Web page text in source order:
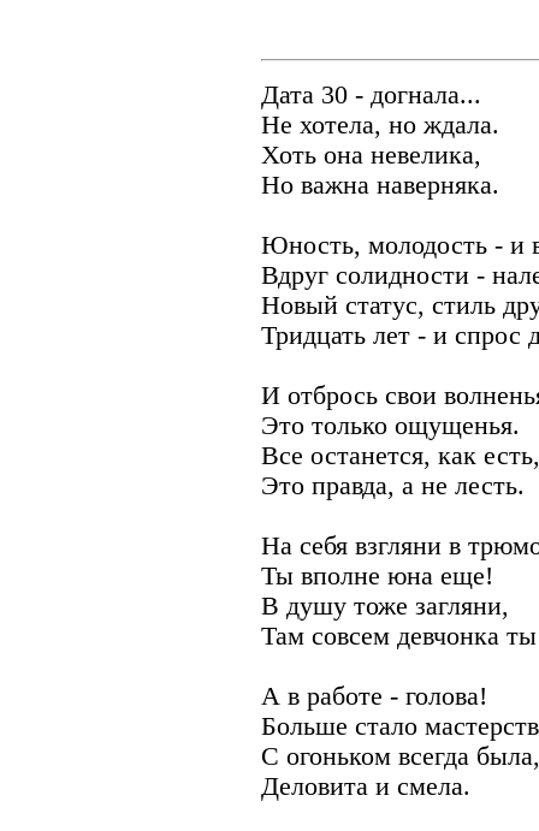
Дата 30 - догнала...
Не хотела, но ждала.
Хоть она невелика,
Но важна наверняка.
Юность, молодость - и
Вдруг солидности -
Новый статус, стиль
Тридцать лет - и спрос
И отбрось свои
Это только ощущенья.
Все останется, как
Это правда, а не лесть.
На себя взгляни в
Ты вполне юна еще!
В душу тоже загляни,
Там совсем девчонка
А в работе - голова!
Больше стало
С огоньком всегда была,
Деловита и смела.